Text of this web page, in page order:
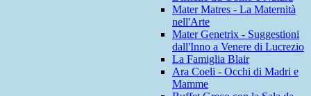
Mater Matres - La Maternità
nell'Arte
Mater Genetrix - Suggestioni
dall'Inno a Venere di Lucrezio
La Famiglia Blair
Ara Coeli - Occhi di Madri e
Mamme